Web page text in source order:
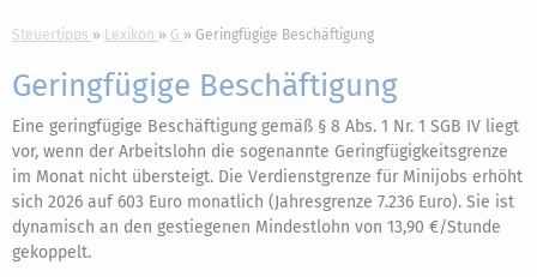
Steuertipps Lexikon G Geringfügige Beschäftigung
Geringfügige Beschäftigung
Eine geringfügige Beschäftigung gemäß § 8 Abs. 1 Nr. 1 SGB IV liegt
vor, wenn der Arbeitslohn die sogenannte Geringfügigkeitsgrenze
im Monat nicht übersteigt. Die Verdienstgrenze für Minijobs erhöht
sich 2026 auf 603 Euro monatlich (Jahresgrenze 7.236 Euro). Sie ist
dynamisch an den gestiegenen Mindestlohn von 13,90 €/Stunde
gekoppelt.